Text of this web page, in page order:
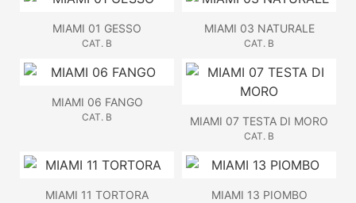
MIAMI 01 GESSO
CAT. B
MIAMI 03 NATURALE
CAT. B
MIAMI 06 FANGO
CAT. B MIAMI 07 TESTA DI MORO
CAT. B
MIAMI 11 TORTORA MIAMI 13 PIOMBO